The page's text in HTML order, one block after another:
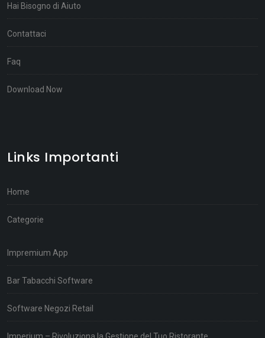
Hai Bisogno di Aiuto
Contattaci
Faq
Download Now
Links Importanti
Home
Categorie
Impremium App
Bar Tabacchi Software
Software Negozi Retail